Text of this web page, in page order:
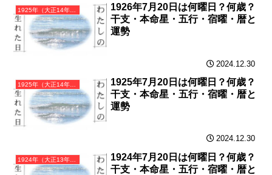
1925年（大正14年）乙丑（きのとうし）・丑年（うし年）カレンダー（月曜はじまり）
1926年7月20日は何曜日？何歳？
干支・本命星・五行・宿曜・暦と
運勢
2024.12.30
1925年（大正14年）乙丑（きのとうし）・丑年（うし年）カレンダー（月曜はじまり）
1925年7月20日は何曜日？何歳？
干支・本命星・五行・宿曜・暦と
運勢
2024.12.30
1924年（大正13年）甲子（きのえね）・子年カレンダー（月曜はじまり）
1924年7月20日は何曜日？何歳？
干支・本命星・五行・宿曜・暦と